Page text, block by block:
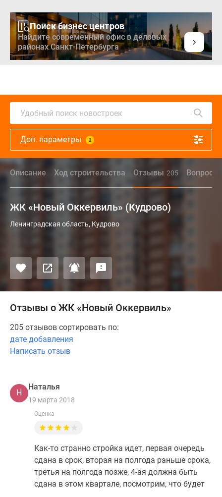
Поиск бизнес центров
Найдите современный офис в деловых
районах Санкт-Петербурга
Удобный поиск новостроек
Доп. параметры 2
Описание Ход строительства Отзывы 205 Вопрос -
ЖК «Новый Оккервиль» (Кудрово)
Ленинградская область, Кудрово
Отзывы о ЖК «Новый Оккервиль»
205 отзывов сортировать по:
дате добавления
Написать отзыв
Н
Наталья
19 марта 2018
Оценка
Как-то странно стройка идет, первая очередь
сдана в срок, вторая на полгода раньше срока,
третья на полгода позже, 4-ая должна быть
сдана в этом квартале, посмотрим, что будет